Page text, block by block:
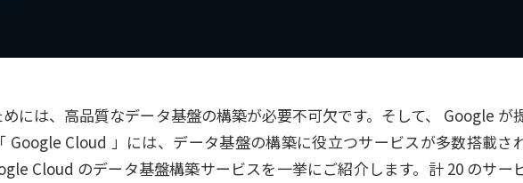
には、高品質なデータ基盤の構築が必要不可欠です。そして、 Google が
Google Cloud 」には、データ基盤の構築に役立つサービスが多数搭載さ
Cloud のデータ基盤構築サービスを一挙にご紹介します。計 20 のサー